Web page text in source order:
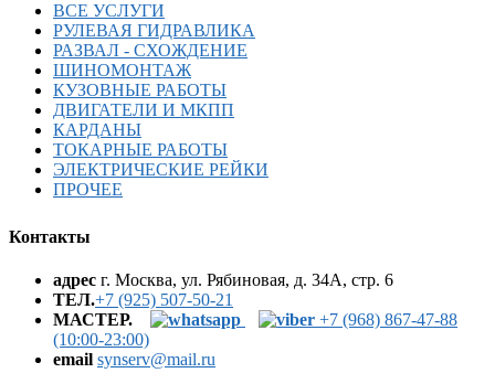
ВСЕ УСЛУГИ
РУЛЕВАЯ ГИДРАВЛИКА
РАЗВАЛ - СХОЖДЕНИЕ
ШИНОМОНТАЖ
КУЗОВНЫЕ РАБОТЫ
ДВИГАТЕЛИ И МКПП
КАРДАНЫ
ТОКАРНЫЕ РАБОТЫ
ЭЛЕКТРИЧЕСКИЕ РЕЙКИ
ПРОЧЕЕ
Контакты
адрес г. Москва, ул. Рябиновая, д. 34А, стр. 6
ТЕЛ.+7 (925) 507-50-21
МАСТЕР.
+7 (968) 867-47-88
(10:00-23:00)
email synserv@mail.ru